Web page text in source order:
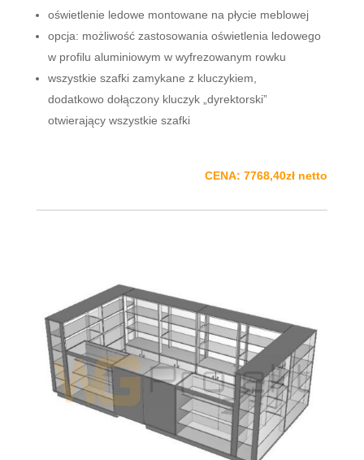
oświetlenie ledowe montowane na płycie meblowej
opcja: możliwość zastosowania oświetlenia ledowego
w profilu aluminiowym w wyfrezowanym rowku
wszystkie szafki zamykane z kluczykiem,
dodatkowo dołączony kluczyk „dyrektorski”
otwierający wszystkie szafki
CENA: 7768,40zł netto